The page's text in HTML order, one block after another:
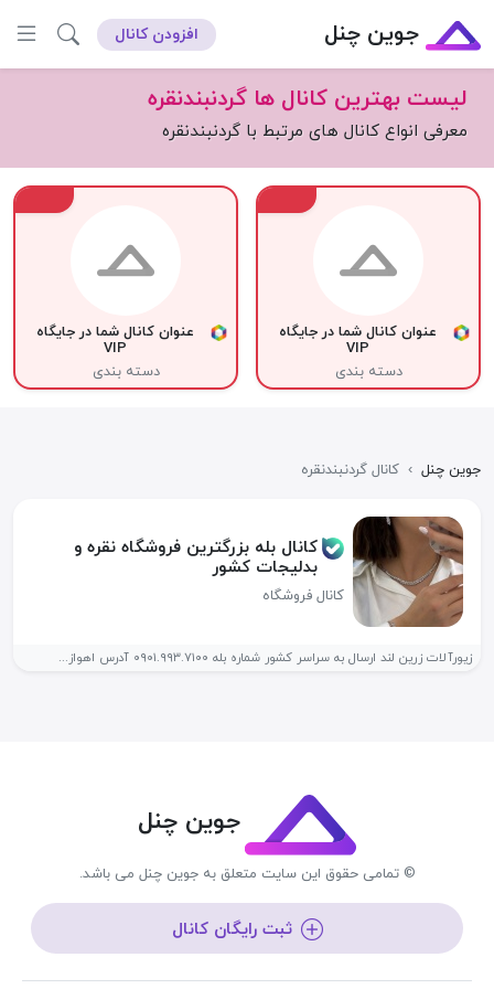
جوین چنل افزودن کانال
لیست بهترین کانال ها گردنبندنقره
معرفی انواع کانال های مرتبط با گردنبندنقره
عنوان کانال شما در جایگاه
VIP
دسته بندی
عنوان کانال شما در جایگاه
VIP
دسته بندی
جوین چنل › کانال گردنبندنقره
کانال بله بزرگترین فروشگاه نقره و
بدلیجات کشور
کانال فروشگاه
زیورآلات زرین لند ارسال به سراسر کشور شماره بله ۰۹۰۱.۹۹۳.۷۱۰۰ آدرس اهواز...
جوین چنل
© تمامی حقوق این سایت متعلق به جوین چنل می باشد.
ثبت رایگان کانال